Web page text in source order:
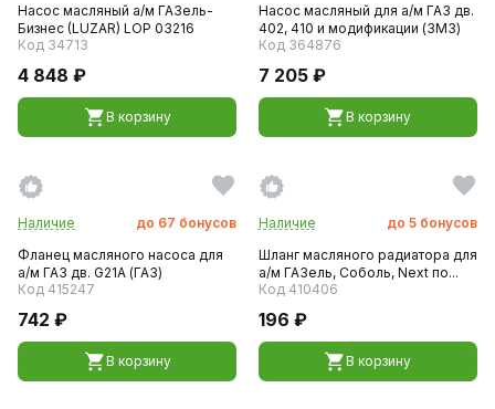
Насос масляный а/м ГАЗель-
Бизнеc (LUZAR) LOP 03216
Код 34713
4 848 ₽
В корзину
Насос масляный для а/м ГАЗ дв.
402, 410 и модификации (ЗМЗ)
Код 364876
7 205 ₽
В корзину
Наличие до 67 бонусов
Фланец масляного насоса для
а/м ГАЗ дв. G21A (ГАЗ)
Код 415247
742 ₽
В корзину
Наличие до 5 бонусов
Шланг масляного радиатора для
а/м ГАЗель, Соболь, Next по...
Код 410406
196 ₽
В корзину